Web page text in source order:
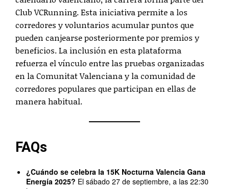
Club VCRunning. Esta iniciativa permite a los
corredores y voluntarios acumular puntos que
pueden canjearse posteriormente por premios y
beneficios. La inclusión en esta plataforma
refuerza el vínculo entre las pruebas organizadas
en la Comunitat Valenciana y la comunidad de
corredores populares que participan en ellas de
manera habitual.
FAQs
¿Cuándo se celebra la 15K Nocturna Valencia Gana
Energía 2025? El sábado 27 de septiembre, a las 22:30